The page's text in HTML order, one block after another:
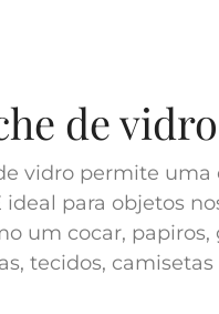
de vidro
vidro permite uma
para objetos
um cocar,
tecidos,